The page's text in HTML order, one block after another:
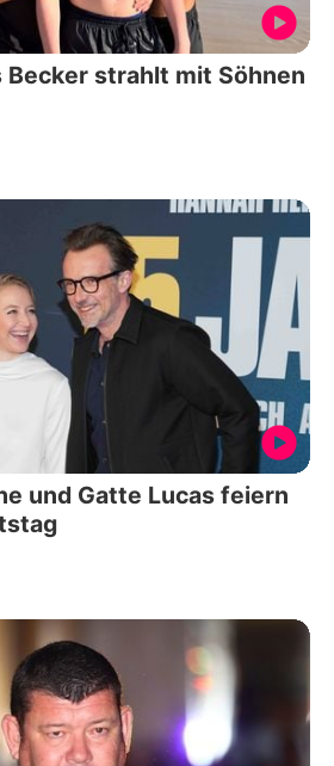
Becker strahlt mit Söhnen
und Gatte Lucas feiern